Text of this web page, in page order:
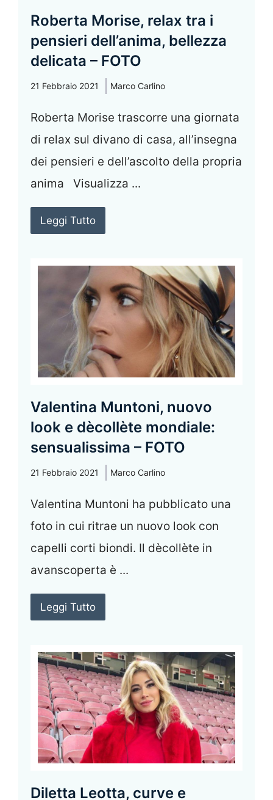
Roberta Morise, relax tra i
pensieri dell’anima, bellezza
delicata – FOTO
21 Febbraio 2021 Marco Carlino
Roberta Morise trascorre una giornata
di relax sul divano di casa, all’insegna
dei pensieri e dell’ascolto della propria
anima Visualizza ...
Leggi Tutto
Valentina Muntoni, nuovo
look e dècollète mondiale:
sensualissima – FOTO
21 Febbraio 2021 Marco Carlino
Valentina Muntoni ha pubblicato una
foto in cui ritrae un nuovo look con
capelli corti biondi. Il dècollète in
avanscoperta è ...
Leggi Tutto
Diletta Leotta, curve e